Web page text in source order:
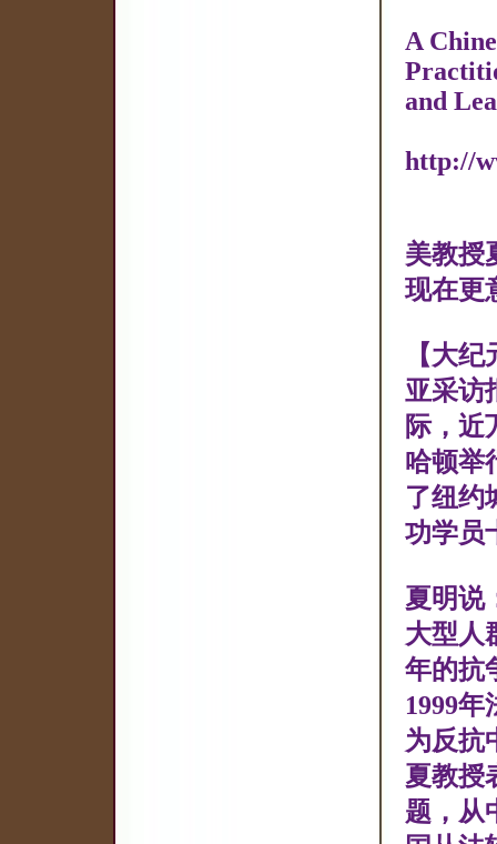
A
and
http://
美教授
现在更
【大
亚采访
际，近
哈顿举
了纽约
功学员
夏明说
大型人
年的抗
1999
为反抗
夏教授
题，从